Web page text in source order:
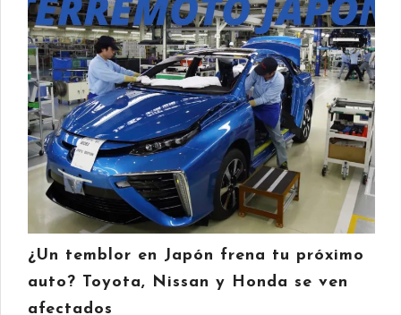
¿Un temblor en Japón frena tu próximo
auto? Toyota, Nissan y Honda se ven
afectados